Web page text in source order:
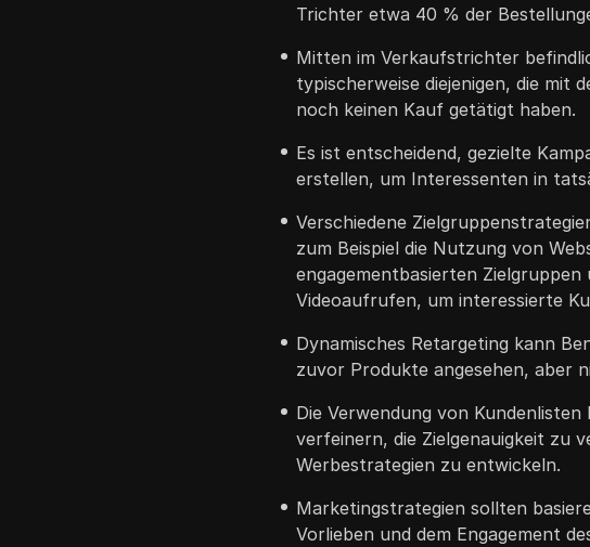
Trichter etwa 40 % der
Mitten im Verkaufstrichter
typischerweise diejenigen, die mit
noch keinen Kauf getätigt haben.
Es ist entscheidend, gezielte
erstellen, um Interessenten in
Verschiedene
zum Beispiel die Nutzung von
engagementbasierten Zielgruppen
Videoaufrufen, um interessierte
Dynamisches Retargeting kann
zuvor Produkte angesehen, aber
Die Verwendung von
verfeinern, die Zielgenauigkeit zu
Werbestrategien zu entwickeln.
Marketingstrategien sollten
Vorlieben und dem Engagement